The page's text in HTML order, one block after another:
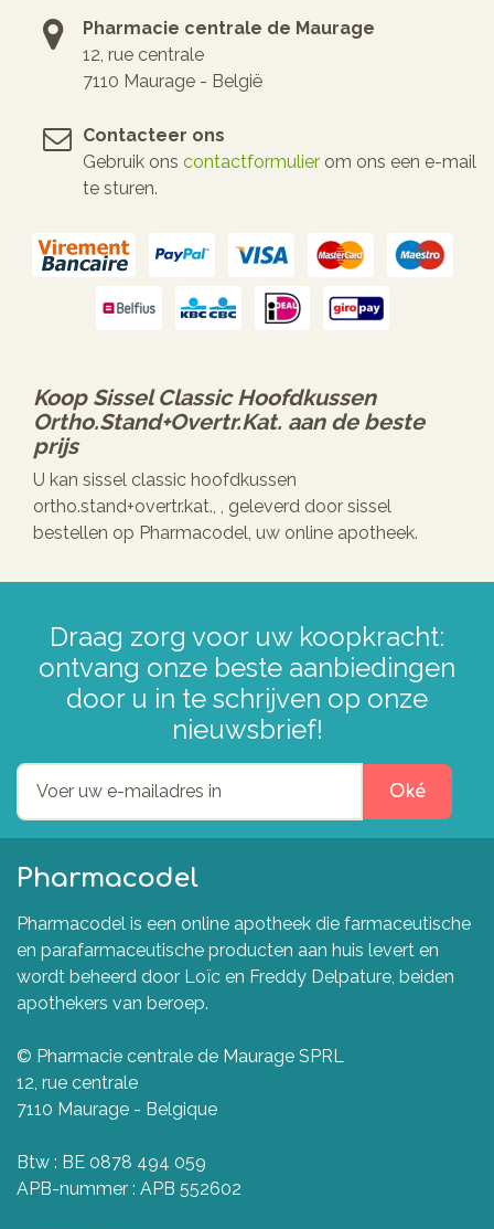
Pharmacie centrale de Maurage
12, rue centrale
7110 Maurage - België
Contacteer ons
Gebruik ons contactformulier om ons een e-mail
te sturen.
Koop Sissel Classic Hoofdkussen
Ortho.stand+overtr.kat. aan de beste
prijs
U kan sissel classic hoofdkussen
ortho.stand+overtr.kat., , geleverd door sissel
bestellen op Pharmacodel, uw online apotheek.
Draag zorg voor uw koopkracht:
ontvang onze beste aanbiedingen
door u in te schrijven op onze
nieuwsbrief!
Oké
Pharmacodel
Pharmacodel is een online apotheek die farmaceutische
en parafarmaceutische producten aan huis levert en
wordt beheerd door Loïc en Freddy Delpature, beiden
apothekers van beroep.
© Pharmacie centrale de Maurage SPRL
12, rue centrale
7110 Maurage - Belgique
Btw : BE 0878 494 059
APB-nummer : APB 552602